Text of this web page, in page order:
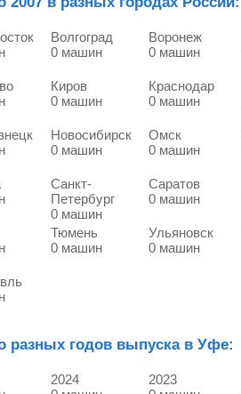
Волгоград
0 машин
Воронеж
0 машин
Киров
0 машин
Краснодар
0 машин
Новосибирск
0 машин
Омск
0 машин
Санкт-
Петербург
0 машин
Саратов
0 машин
Тюмень
0 машин
Ульяновск
0 машин
разных годов выпуска в Уфе:
2024
2023